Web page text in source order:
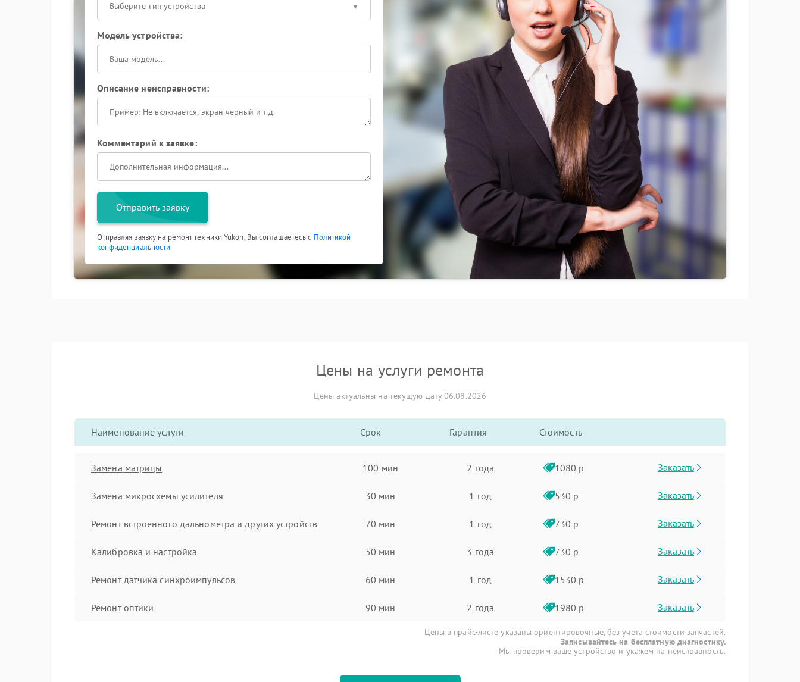
Выберите тип устройства
Модель устройства:
Описание неисправности:
Комментарий к заявке:
Отправить заявку
Отправляя заявку на ремонт техники Yukon, Вы соглашаетесь с Политикой
конфиденциальности
Цены на услуги ремонта
Цены актуальны на текущую дату 06.08.2026
Наименование услуги Срок Гарантия Стоимость
Замена матрицы 100 мин 2 года 1080 р Заказать
Замена микросхемы усилителя 30 мин 1 год 530 р Заказать
Ремонт встроенного дальнометра и других устройств 70 мин 1 год 730 р Заказать
Калибровка и настройка 50 мин 3 года 730 р Заказать
Ремонт датчика синхроимпульсов 60 мин 1 год 1530 р Заказать
Ремонт оптики 90 мин 2 года 1980 р Заказать
Цены в прайс-листе указаны ориентировочные, без учета стоимости запчастей.
Записывайтесь на бесплатную диагностику.
Мы проверим ваше устройство и укажем на неисправность.